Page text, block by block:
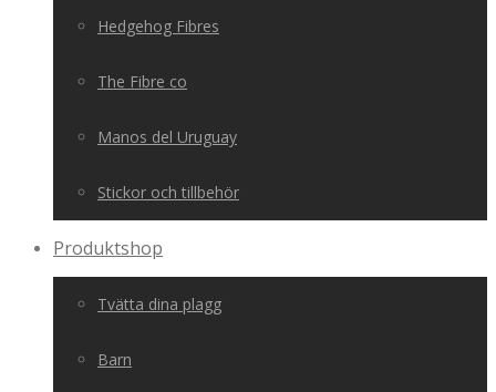
Hedgehog Fibres
The Fibre co
Manos del Uruguay
Stickor och tillbehör
Produktshop
Tvätta dina plagg
Barn